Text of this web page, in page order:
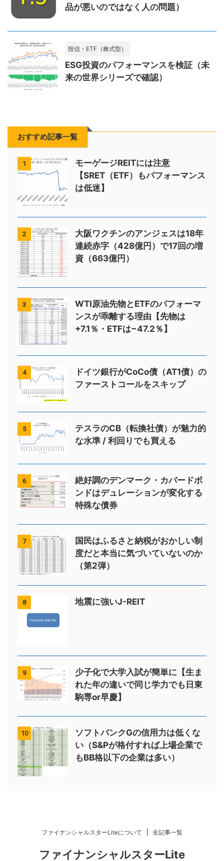
品が悪いのではなく人の問題）
投信・ETF（株式型）
ESG投資のパフォーマンスを検証（未
来の世界シリーズで確認）
おすすめ記事一覧
1
モーゲージREITには注意
【SRET（ETF）もパフォーマンス
は低迷】
2
大阪ワクチンのアンジェスは18年
連続赤字（428億円）で17回の増
資（663億円）
3
WTI原油先物とETFのパフォーマ
ンスが乖離する理由【先物は
+7.1％・ETFは−47.2％】
4
ドイツ銀行がCoCo債（AT1債）の
ファーストコールをスキップ
5
テスラのCB（転換社債）が魅力的
な水準 / 利回りでも買える
6
絶好調のデンマーク・カバードボ
ンドはデュレーションが変化する
特殊な債券
7
国民はふるさと納税がおかしい制
度だと本当に気づいていないのか
（第2弾）
8 地震に強いJ-REIT
9
少子化で大学入試が簡単に【生ま
れた年の違いで同じ学力でも日東
駒専or早慶】
10
ソフトバンクGの信用力は低くな
い（S&Pが格付すれば上場企業で
もBB格以下の企業は多い）
ファイナンシャルスターLiteについて 全記事一覧
ファイナンシャルスターLite